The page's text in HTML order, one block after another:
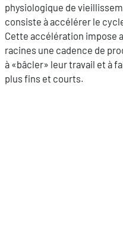
physiologique de
consiste à accélérer le
Cette accélération impose
racines une cadence de
à «bâcler» leur travail et à
plus fins et courts.